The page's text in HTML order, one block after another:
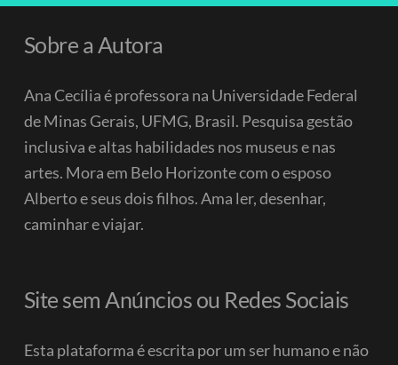
Sobre a Autora
Ana Cecília é professora na Universidade Federal
de Minas Gerais, UFMG, Brasil. Pesquisa gestão
inclusiva e altas habilidades nos museus e nas
artes. Mora em Belo Horizonte com o esposo
Alberto e seus dois filhos.Ama ler, desenhar,
caminhar e viajar.
Site sem Anúncios ou Redes Sociais
Esta plataforma é escrita por um ser humano e não